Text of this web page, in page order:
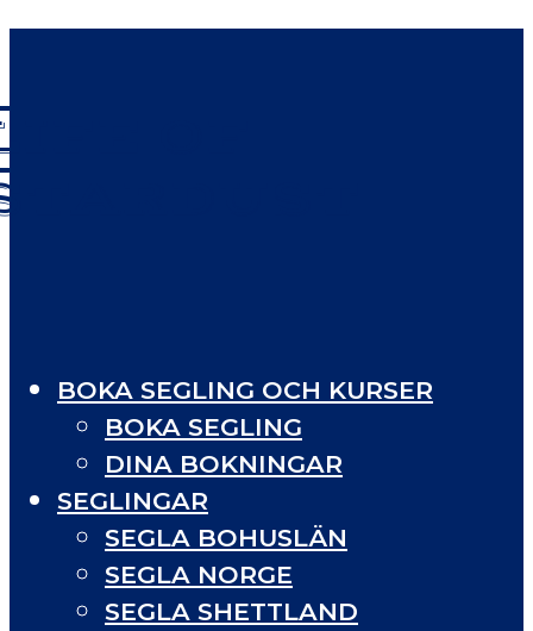
OF
BOKA SEGLING OCH KURSER
BOKA SEGLING
DINA BOKNINGAR
SEGLINGAR
SEGLA BOHUSLÄN
SEGLA NORGE
SEGLA SHETTLAND